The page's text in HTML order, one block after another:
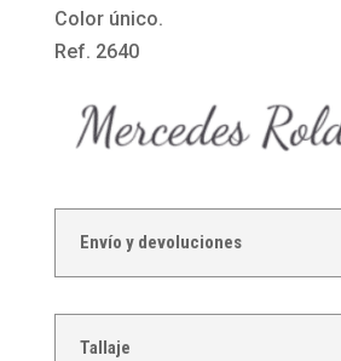
Color único.
Ref. 2640
Envío y devoluciones
Tallaje